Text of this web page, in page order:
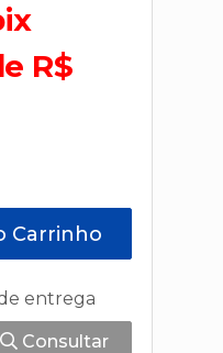
R$
Carrinho
entrega
Consultar